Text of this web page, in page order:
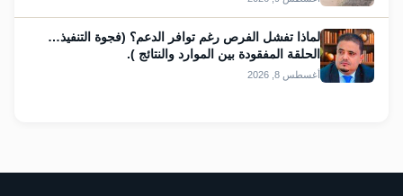
لماذا تفشل الفرص رغم توافر الدعم؟ (فجوة التنفيذ…
الحلقة المفقودة بين الموارد والنتائج ).
أغسطس 8, 2026